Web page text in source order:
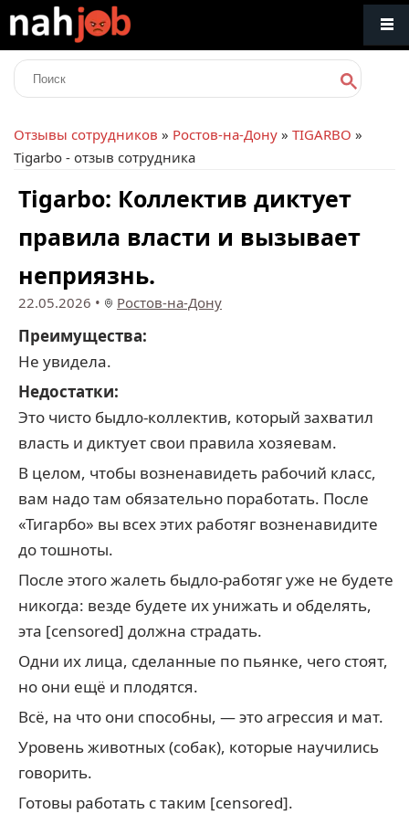
Отзывы сотрудников » Ростов-на-Дону » TIGARBO »
Tigarbo - отзыв сотрудника
Tigarbo: Коллектив диктует
правила власти и вызывает
неприязнь.
22.05.2026 • Ростов-на-Дону
Преимущества:
Не увидела.
Недостатки:
Это чисто быдло-коллектив, который захватил
власть и диктует свои правила хозяевам.
В целом, чтобы возненавидеть рабочий класс,
вам надо там обязательно поработать. После
«Тигарбо» вы всех этих работяг возненавидите
до тошноты.
После этого жалеть быдло-работяг уже не будете
никогда: везде будете их унижать и обделять,
эта [censored] должна страдать.
Одни их лица, сделанные по пьянке, чего стоят,
но они ещё и плодятся.
Всё, на что они способны, — это агрессия и мат.
Уровень животных (собак), которые научились
говорить.
Готовы работать с таким [censored].